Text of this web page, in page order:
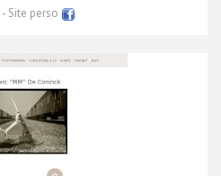
- Site perso